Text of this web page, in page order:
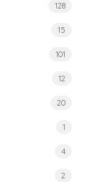
128
15
101
12
20
1
4
2